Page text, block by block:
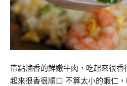
帶點滷香的鮮嫩牛肉，吃起來很
起來很香很順口 不算太小的蝦仁